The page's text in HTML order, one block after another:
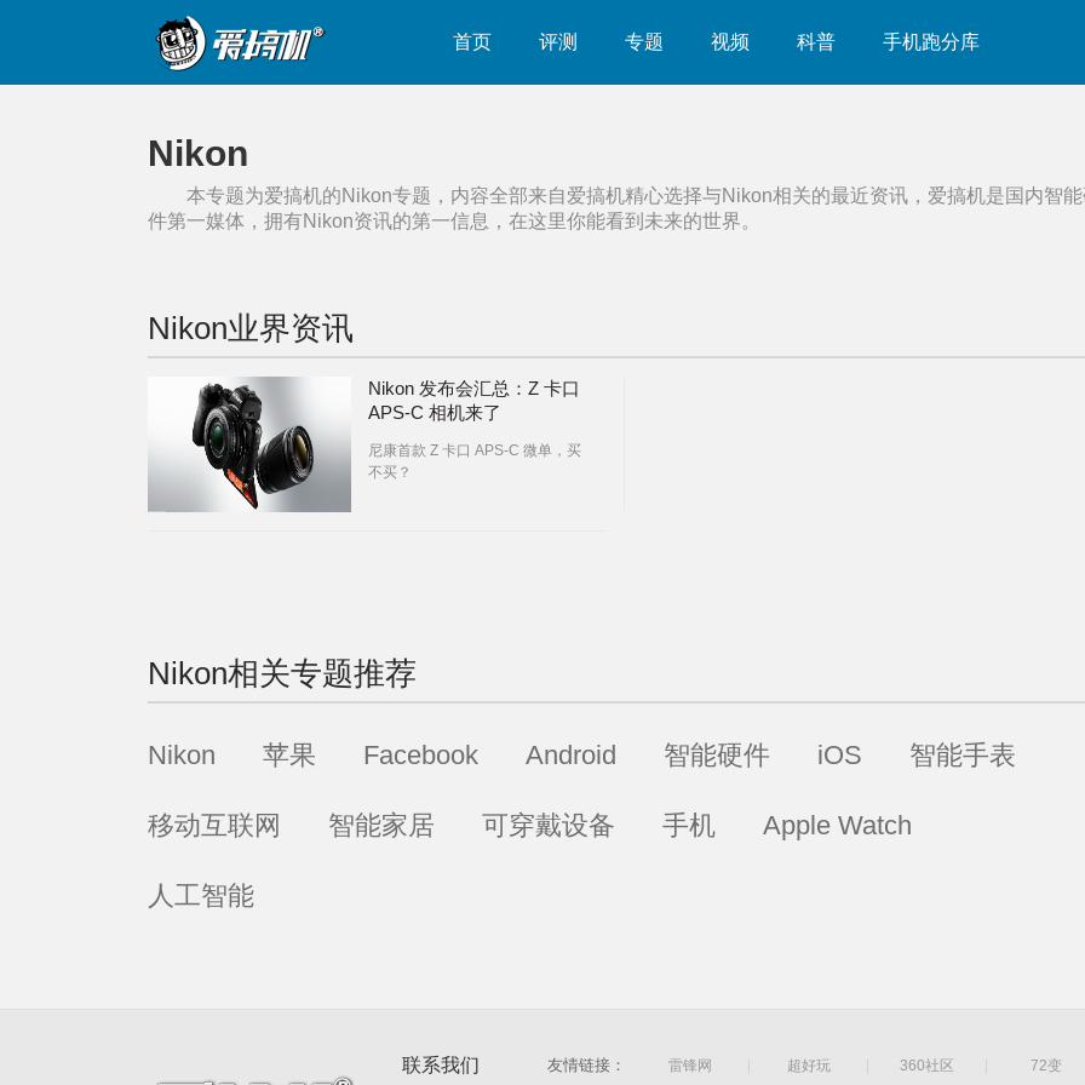
首页 评测 专题 视频 科普 手机跑分库
Nikon
本专题为爱搞机的Nikon专题，内容全部来自爱搞机精心选择与Nikon相关的最近资讯，爱搞机是国内智
件第一媒体，拥有Nikon资讯的第一信息，在这里你能看到未来的世界。
Nikon业界资讯
Nikon 发布会汇总：Z 卡口
APS-C 相机来了
尼康首款 Z 卡口 APS-C 微单，买
不买？
Nikon相关专题推荐
Nikon 苹果 Facebook Android 智能硬件 iOS 智能手表
移动互联网 智能家居 可穿戴设备 手机 Apple Watch
人工智能
联系我们 友情链接： 雷锋网 超好玩 360社区 72变